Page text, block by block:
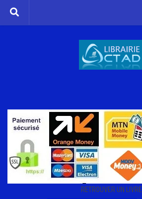
Skip to content
RETROUVER UN LIVRE